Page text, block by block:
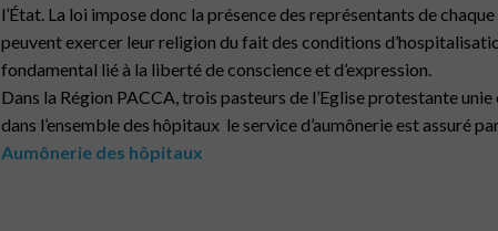
l’État. La loi impose donc la présence des représentants de
peuvent exercer leur religion du fait des conditions
fondamental lié à la liberté de conscience et d’expression.
Dans la Région PACCA, trois pasteurs de l’Eglise protestante
dans l’ensemble des hôpitaux le service d’aumônerie est assuré
Aumônerie des hôpitaux